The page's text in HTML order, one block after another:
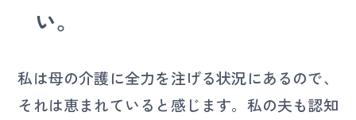
い。
私は母の介護に全力を注げる状況にあるので、
それは恵まれていると感じます。私の夫も認知